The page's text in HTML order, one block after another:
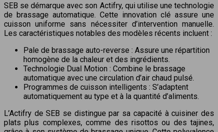
SEB se démarque avec son Actifry, qui utilise une technologie
de brassage automatique. Cette innovation clé assure une
cuisson uniforme sans nécessiter d’intervention manuelle.
Les caractéristiques notables des modèles récents incluent :
Pale de brassage auto-reverse : Assure une répartition
homogène de la chaleur et des ingrédients.
Technologie Dual Motion : Combine le brassage
automatique avec une circulation d’air chaud pulsé.
Programmes de cuisson intelligents : S’adaptent
automatiquement au type et à la quantité d’aliments.
L’Actifry de SEB se distingue par sa capacité à cuisiner des
plats plus complexes, comme des risottos ou des tajines,